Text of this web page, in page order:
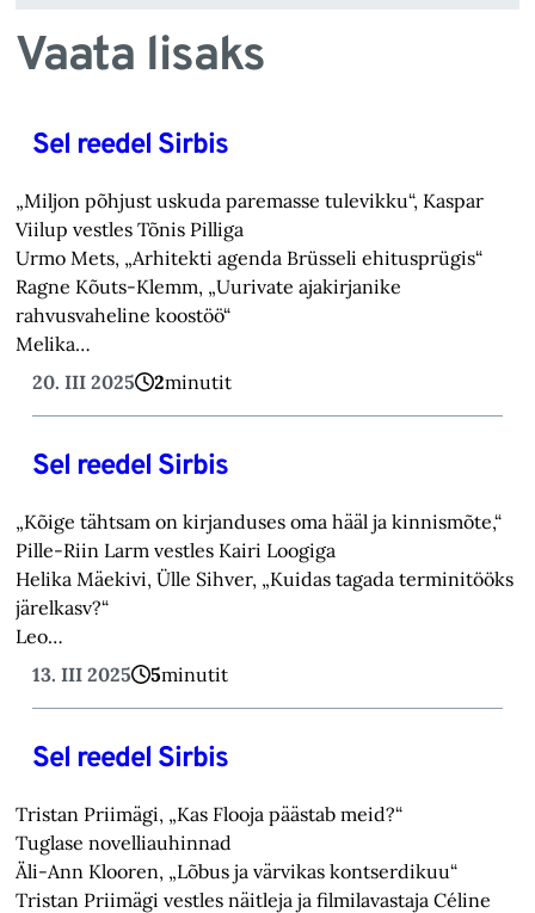
Vaata lisaks
Sel reedel Sirbis
„Miljon põhjust uskuda paremasse tulevikku“, Kaspar
Viilup vestles Tõnis Pilliga
Urmo Mets, „Arhitekti agenda Brüsseli ehitusprügis“
Ragne Kõuts-Klemm, „Uurivate ajakirjanike
rahvusvaheline koostöö“
Melika…
20. III 2025
2minutit
Sel reedel Sirbis
„Kõige tähtsam on kirjanduses oma hääl ja kinnismõte,“
Pille-Riin Larm vestles Kairi Loogiga
Helika Mäekivi, Ülle Sihver, „Kuidas tagada terminitööks
järelkasv?“
Leo…
13. III 2025
5minutit
Sel reedel Sirbis
Tristan Priimägi, „Kas Flooja päästab meid?“
Tuglase novelliauhinnad
Äli-Ann Klooren, „Lõbus ja värvikas kontserdikuu“
Tristan Priimägi vestles näitleja ja filmilavastaja Céline